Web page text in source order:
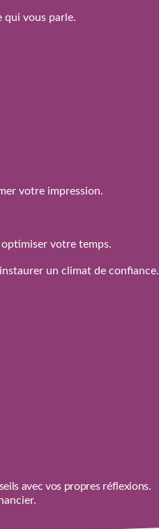
qui vous parle.
votre impression.
optimiser votre temps.
un climat de confiance.
avec vos propres réflexions.